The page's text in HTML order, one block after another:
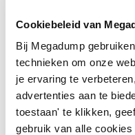
Cookiebeleid van
Bij Megadump
technieken om onze
je ervaring te
advertenties aan te
toestaan' te klikken,
gebruik van alle
Annuleren / Retourneren
Garantie / Klachten
Service Aanvraag
Algemene voorwaarden